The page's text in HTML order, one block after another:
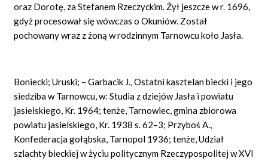
oraz Dorotę, za Stefanem Rzeczyckim. Żył jeszcze w r. 1696,
gdyż procesował się wówczas o Okuniów. Został
pochowany wraz z żoną w rodzinnym Tarnowcu koło Jasła.
Boniecki; Uruski; – Garbacik J., Ostatni kasztelan biecki i jego
siedziba w Tarnowcu, w: Studia z dziejów Jasła i powiatu
jasielskiego, Kr. 1964; tenże, Tarnowiec, gmina zbiorowa
powiatu jasielskiego, Kr. 1938 s. 62–3; Przyboś A.,
Konfederacja gołąbska, Tarnopol 1936; tenże, Udział
szlachty bieckiej w życiu politycznym Rzeczypospolitej w XVI